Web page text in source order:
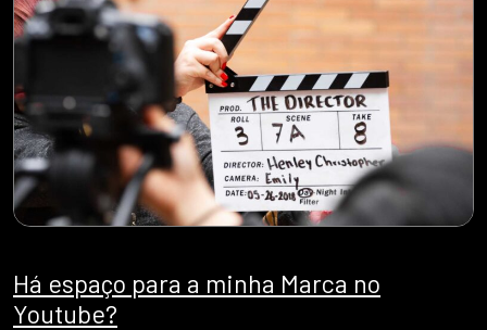
Há espaço para a minha Marca no
Youtube?